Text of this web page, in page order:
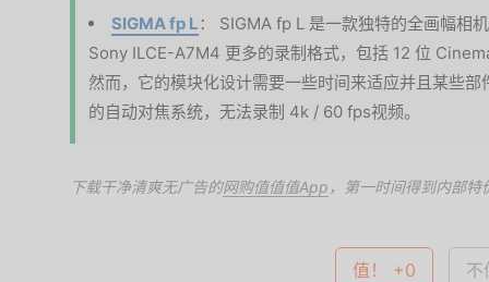
SIGMA fp L ： SIGMA fp L 是一款独特的全画幅相
Sony ILCE-A7M4 更多的录制格式，包括 12 位
然而，它的模块化设计需要一些时间来适应并且某些
的自动对焦系统，无法录制 4k / 60 fps视频。
下载干净清爽无广告的网购值值值App ，第一时间得到内部特
值！ +0 不